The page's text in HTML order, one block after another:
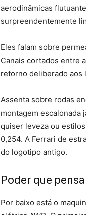
aerodinâmicas
surpreendentemente
Eles falam sobre
Canais cortados entre
retorno deliberado aos
Assenta sobre rodas
montagem escalonada
quiser leveza ou
0,254. A Ferrari de
do logotipo antigo.
Poder que pensa
Por baixo está o